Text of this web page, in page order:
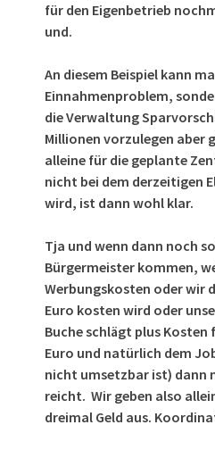
für den Eigenbetrieb
und.
An diesem Beispiel kann
Einnahmenproblem,
die Verwaltung
Millionen vorzulegen aber
alleine für die geplante
nicht bei dem derzeitigen
wird, ist dann wohl klar.
Tja und wenn dann noch
Bürgermeister kommen,
Werbungskosten oder wir
Euro kosten wird oder
Buche schlägt plus
Euro und natürlich dem
nicht umsetzbar ist) dann
reicht. Wir geben also
dreimal Geld aus.